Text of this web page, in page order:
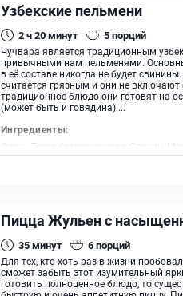
Узбекские пельмени
2 ч 20минут 5порций
Чучвара является традиционным
привычными нам пельменями.
в её составе никогда не будет
считается грязным и они не
традиционное блюдо они готовят на
(может быть и говядина)....
Ингредиенты:
Фарш, Тесто бездрожжевое, Специи,
Пицца Жульен с
35минут 6порций
Для тех, кто хоть раз в жизни
сможет забыть этот изумительный
готовить полноценное блюдо, то